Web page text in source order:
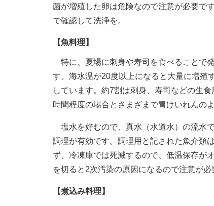
菌が増殖した卵は危険なので注意が必要で
で確認して洗浄を。
【魚料理】
特に、夏場に刺身や寿司を食べることで
す。海水温が20度以上になると大量に増殖
しています。約7割は刺身、寿司などの生
時間程度の場合とさまざまで胃けいれんの
塩水を好むので、真水（水道水）の流水
調理が有効です。調理用と記された魚介類
ず、冷凍庫では死滅するので、低温保存が
を切ると2次汚染の原因になるので注意が必
【煮込み料理】